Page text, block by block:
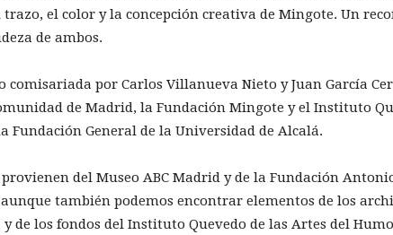
trazo, el color y la concepción creativa de Mingote. Un
de ambos.
comisariada por Carlos Villanueva Nieto y Juan García
de Madrid, la Fundación Mingote y el Instituto
Fundación General de la Universidad de Alcalá.
del Museo ABC Madrid y de la Fundación
también podemos encontrar elementos de los
de los fondos del Instituto Quevedo de las Artes del